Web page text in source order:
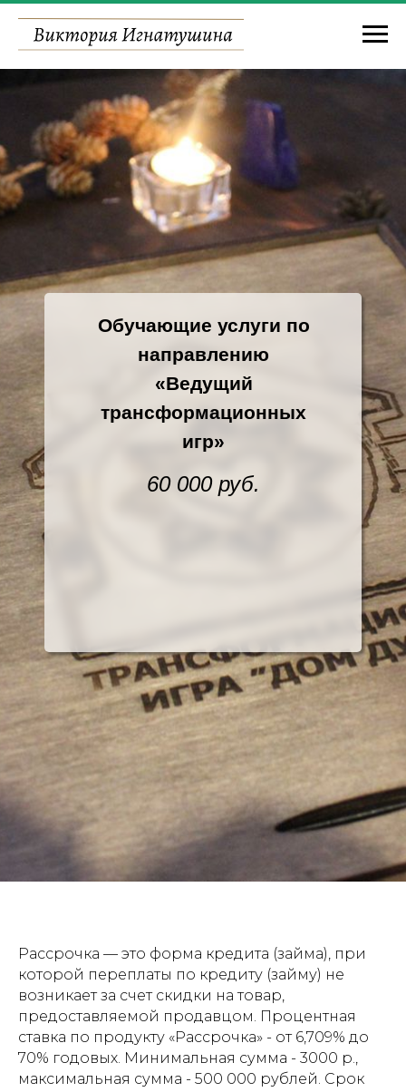
Обучающие услуги по
направлению
«Ведущий
трансформационных
игр»
60 000 руб.
Рассрочка — это форма кредита (займа), при
которой переплаты по кредиту (займу) не
возникает за счет скидки на товар,
предоставляемой продавцом. Процентная
ставка по продукту «Рассрочка» - от 6,709% до
70% годовых. Минимальная сумма - 3000 р.,
максимальная сумма - 500 000 рублей. Срок